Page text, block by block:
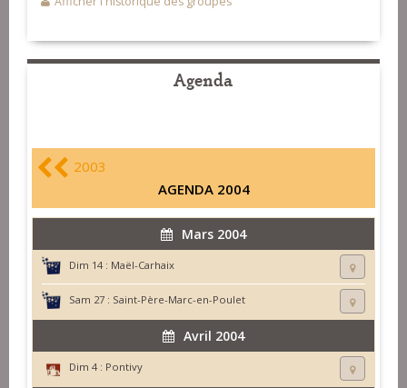
Agenda
2003
AGENDA 2004
Mars 2004
Dim 14 : Maël-Carhaix
Sam 27 : Saint-Père-Marc-en-Poulet
Avril 2004
Dim 4 : Pontivy